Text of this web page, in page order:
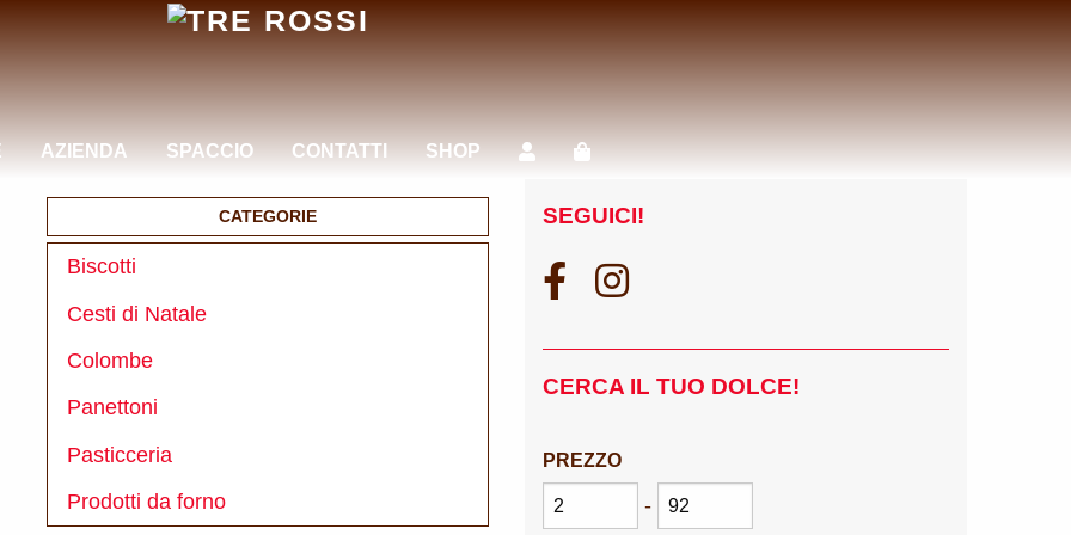
AZIENDA SPACCIO CONTATTI SHOP
CATEGORIE
Biscotti
Cesti di Natale
Colombe
Panettoni
Pasticceria
Prodotti da forno
SEGUICI!
CERCA IL TUO DOLCE!
PREZZO
-